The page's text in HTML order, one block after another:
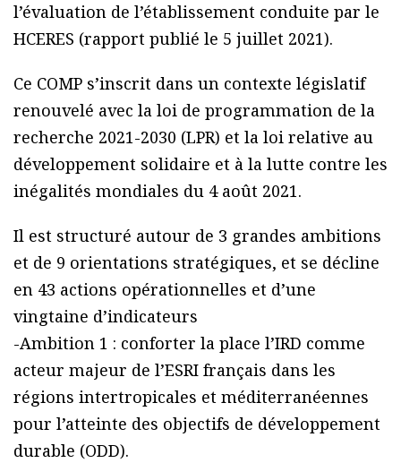
l’évaluation de l’établissement conduite par le
HCERES (rapport publié le 5 juillet 2021).
Ce COMP s’inscrit dans un contexte législatif
renouvelé avec la loi de programmation de la
recherche 2021-2030 (LPR) et la loi relative au
développement solidaire et à la lutte contre les
inégalités mondiales du 4 août 2021.
Il est structuré autour de 3 grandes ambitions
et de 9 orientations stratégiques, et se décline
en 43 actions opérationnelles et d’une
vingtaine d’indicateurs
-Ambition 1 : conforter la place l’IRD comme
acteur majeur de l’ESRI français dans les
régions intertropicales et méditerranéennes
pour l’atteinte des objectifs de développement
durable (ODD).